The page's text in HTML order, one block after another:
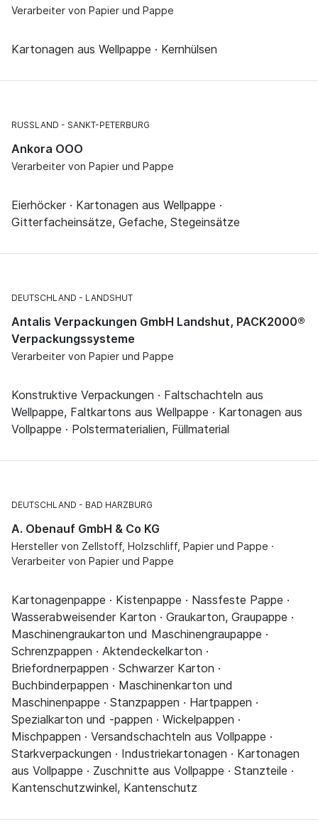
Verarbeiter von Papier und Pappe
Kartonagen aus Wellpappe · Kernhülsen
RUSSLAND SANKT-PETERBURG
Ankora OOO
Verarbeiter von Papier und Pappe
Eierhöcker · Kartonagen aus Wellpappe ·
Gitterfacheinsätze, Gefache, Stegeinsätze
DEUTSCHLAND LANDSHUT
Antalis Verpackungen GmbH Landshut, PACK2000®
Verpackungssysteme
Verarbeiter von Papier und Pappe
Konstruktive Verpackungen · Faltschachteln aus
Wellpappe, Faltkartons aus Wellpappe · Kartonagen aus
Vollpappe · Polstermaterialien, Füllmaterial
DEUTSCHLAND BAD HARZBURG
A. Obenauf GmbH & Co KG
Hersteller von Zellstoff, Holzschliff, Papier und Pappe ·
Verarbeiter von Papier und Pappe
Kartonagenpappe · Kistenpappe · Nassfeste Pappe ·
Wasserabweisender Karton · Graukarton, Graupappe ·
Maschinengraukarton und Maschinengraupappe ·
Schrenzpappen · Aktendeckelkarton ·
Briefordnerpappen · Schwarzer Karton ·
Buchbinderpappen · Maschinenkarton und
Maschinenpappe · Stanzpappen · Hartpappen ·
Spezialkarton und -pappen · Wickelpappen ·
Mischpappen · Versandschachteln aus Vollpappe ·
Starkverpackungen · Industriekartonagen · Kartonagen
aus Vollpappe · Zuschnitte aus Vollpappe · Stanzteile ·
Kantenschutzwinkel, Kantenschutz